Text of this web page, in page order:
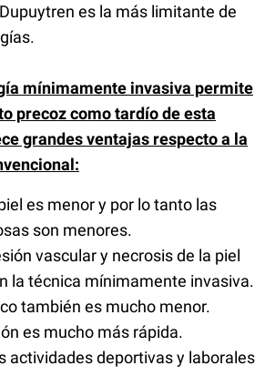
es la más limitante de
mínimamente invasiva permite
precoz como tardío de esta
grandes ventajas respecto a la
es menor y por lo tanto las
son menores.
vascular y necrosis de la piel
la técnica mínimamente invasiva.
también es mucho menor.
es mucho más rápida.
actividades deportivas y laborales